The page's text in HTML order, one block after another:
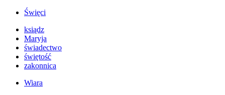
Święci
ksiądz
Maryja
świadectwo
świętość
zakonnica
Wiara